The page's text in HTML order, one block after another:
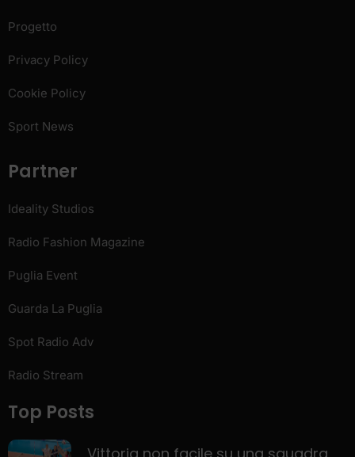
Progetto
Privacy Policy
Cookie Policy
Sport News
Partner
Ideality Studios
Radio Fashion Magazine
Puglia Event
Guarda La Puglia
Spot Radio Adv
Radio Stream
Top Posts